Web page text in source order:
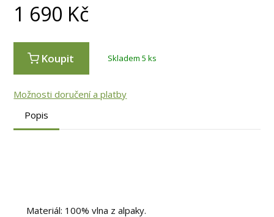
1 690 Kč
Koupit Skladem 5 ks
Možnosti doručení a platby
Popis
Materiál: 100% vlna z alpaky.